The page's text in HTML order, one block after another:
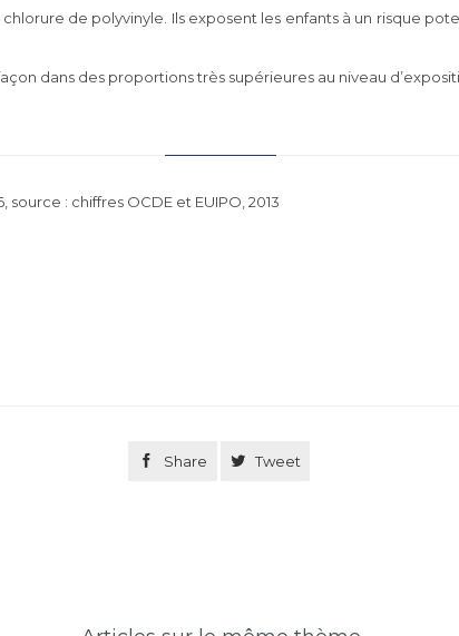
chlorure de polyvinyle. Ils exposent les enfants à un risque
dans des proportions très supérieures au niveau
source : chiffres OCDE et EUIPO, 2013
 Share  Tweet